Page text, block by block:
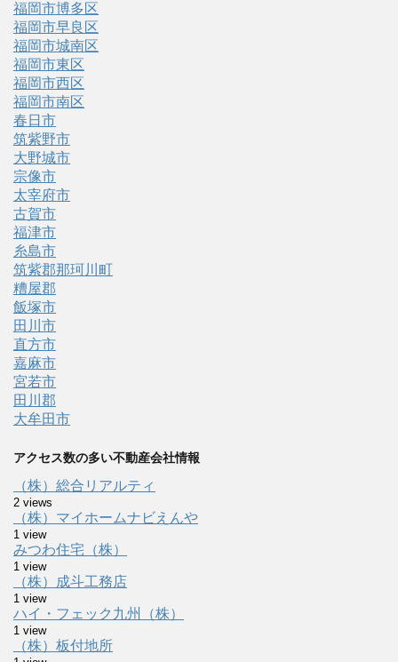
福岡市博多区
福岡市早良区
福岡市城南区
福岡市東区
福岡市西区
福岡市南区
春日市
筑紫野市
大野城市
宗像市
太宰府市
古賀市
福津市
糸島市
筑紫郡那珂川町
糟屋郡
飯塚市
田川市
直方市
嘉麻市
宮若市
田川郡
大牟田市
アクセス数の多い不動産会社情報
（株）総合リアルティ
2 views
（株）マイホームナビえんや
1 view
みつわ住宅（株）
1 view
（株）成斗工務店
1 view
ハイ・フェック九州（株）
1 view
（株）板付地所